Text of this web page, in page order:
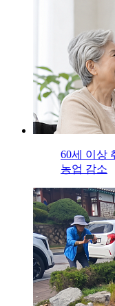
60세 이상
농업 감소